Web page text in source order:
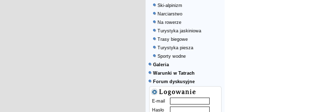
Ski-alpinizm
Narciarstwo
Na rowerze
Turystyka jaskiniowa
Trasy biegowe
Turystyka piesza
Sporty wodne
Galeria
Warunki w Tatrach
Forum dyskusyjne
E-mail
Hasło